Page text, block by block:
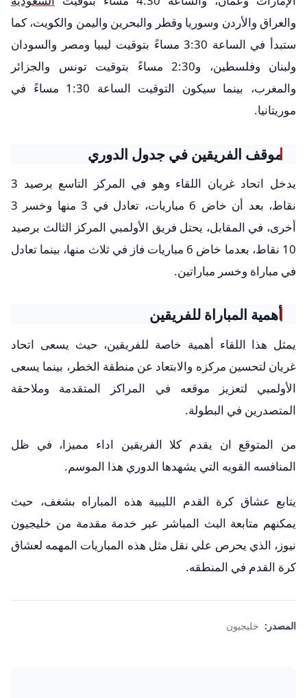
والعراق والأردن وسوريا وقطر والبحرين واليمن والكويت، كما
ستبدأ في الساعة 3:30 مساءً بتوقيت ليبيا ومصر والسودان
ولبنان وفلسطين، و2:30 مساءً بتوقيت تونس والجزائر
والمغرب، بينما سيكون التوقيت الساعة 1:30 مساءً في
موريتانيا.
موقف الفريقين في جدول الدوري
يدخل اتحاد غريان اللقاء وهو في المركز التاسع برصيد 3
نقاط، بعد أن خاض 6 مباريات، تعادل في 3 منها وخسر 3
أخرى، في المقابل، يحتل فريق الأولمبي المركز الثالث برصيد
10 نقاط، بعدما خاض 6 مباريات فاز في ثلاث منها، بينما تعادل
في مباراة وخسر مباراتين.
أهمية المباراة للفريقين
يمثل هذا اللقاء أهمية خاصة للفريقين، حيث يسعى اتحاد
غريان لتحسين مركزه والابتعاد عن منطقة الخطر، بينما يسعى
الأولمبي لتعزيز موقعه في المراكز المتقدمة وملاحقة
المتصدرين في البطولة.
من المتوقع ان يقدم كلا الفريقين اداء مميزا، في ظل
المنافسه القويه التي يشهدها الدوري هذا الموسم.
يتابع عشاق كرة القدم الليبية هذه المباراه بشغف، حيث
يمكنهم متابعة البث المباشر عبر خدمة مقدمة من خليجيون
نيوز، الذي يحرص علي نقل مثل هذه المباريات المهمه لعشاق
كرة القدم في المنطقه.
المصدر: خليجيون